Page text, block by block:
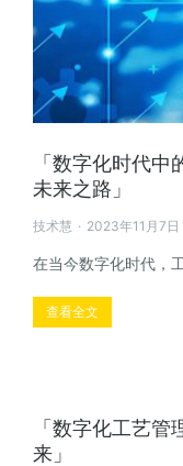
「数字化时代
未来之路」
技术慧 2023年11月7日
在当今数字化时代，
查看全文
「数字化工艺
来」